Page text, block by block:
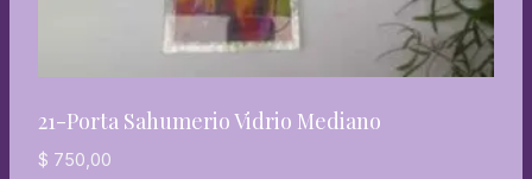
21-Porta Sahumerio Vidrio Mediano
$ 750,00